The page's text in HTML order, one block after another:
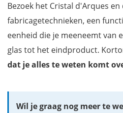
Bezoek het Cristal d'Arques
fabricagetechnieken, een
eenheid die je meeneemt van
glas tot het eindproduct.
dat je alles te weten komt
Wil je graag nog meer te